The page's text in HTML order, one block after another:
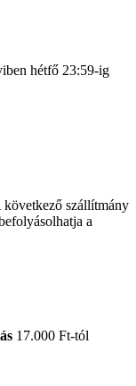
hétfő 23:59-ig
következő szállítmány
a
17.000 Ft-tól